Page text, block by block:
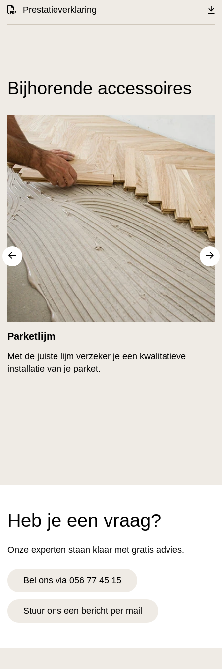
Prestatieverklaring
Bijhorende accessoires
Parketlijm
Met de juiste lijm verzeker je een kwalitatieve
installatie van je parket.
Vorige
Heb je een vraag?
Onze experten staan klaar met gratis advies.
Bel ons via 056 77 45 15
Stuur ons een bericht per mail